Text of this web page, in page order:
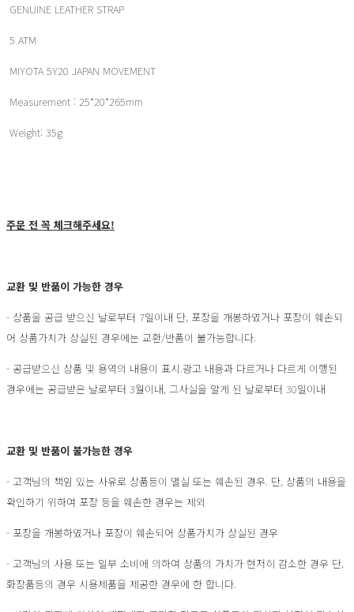
GENUINE LEATHER STRAP
5 ATM
MIYOTA 5Y20 JAPAN MOVEMENT
Measurement : 25*20*265mm
Weight: 35g
주문 전 꼭 체크해주세요!
교환 및 반품이 가능한 경우
- 상품을 공급 받으신 날로부터 7일이내 단, 포장을 개봉하였거나 포장이 훼손되
어 상품가치가 상실된 경우에는 교환/반품이 불가능합니다.
- 공급받으신 상품 및 용역의 내용이 표시.광고 내용과 다르거나 다르게 이행된
경우에는 공급받은 날로부터 3월이내, 그사실을 알게 된 날로부터 30일이내
교환 및 반품이 불가능한 경우
- 고객님의 책임 있는 사유로 상품등이 멸실 또는 훼손된 경우. 단, 상품의 내용을
확인하기 위하여 포장 등을 훼손한 경우는 제외
- 포장을 개봉하였거나 포장이 훼손되어 상품가치가 상실된 경우
- 고객님의 사용 또는 일부 소비에 의하여 상품의 가치가 현저히 감소한 경우 단,
화장품등의 경우 시용제품을 제공한 경우에 한 합니다.